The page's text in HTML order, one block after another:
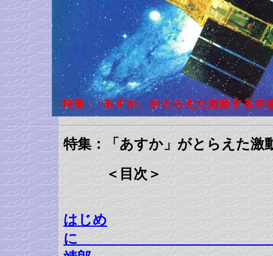
特集：「あすか」がとらえた激
＜目次＞
はじめ
に